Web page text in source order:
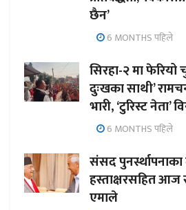
छैन’
6 MONTHS पहिले
सिरहा-२ मा
दुःखका साथी’
भारी, ‘टुरिस्ट
6 MONTHS पहिले
संसद
हस्ताक्षरसहित आज
एमाले